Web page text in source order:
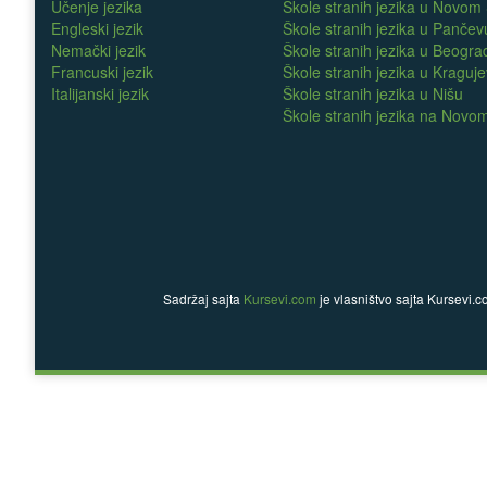
Učenje jezika
Engleski jezik
Nemački jezik
Francuski jezik
Italijanski jezik
Škole stranih jezika u Novom
Škole stranih jezika u
Škole stranih jezika u
Škole stranih jezika u
Škole stranih jezika u Nišu
Škole stranih jezika na
Sadržaj sajta Kursevi.com je vlasništvo sajta